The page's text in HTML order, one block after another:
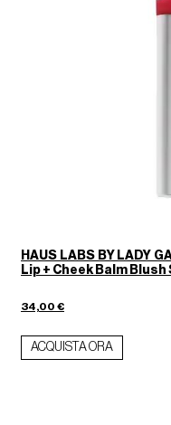
HAUS LABS BY LADY
Lip + Cheek Balm
34,00 €
ACQUISTA ORA